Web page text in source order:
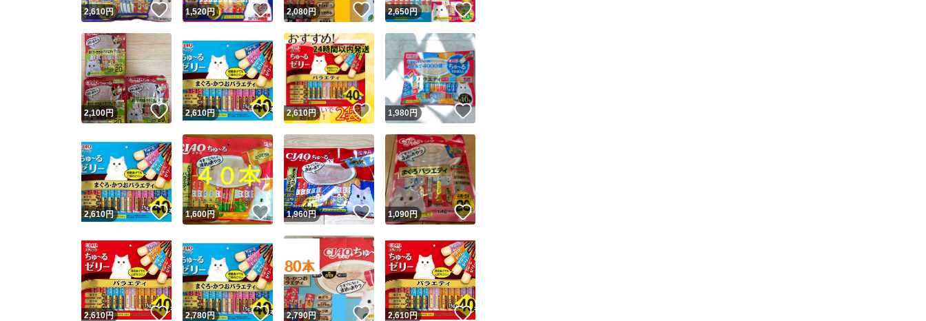
取引実績
取引実績◯+ このユーザーはYahoo!フリマの取引を完了させた実績があります
他フリマ実績◯+ このユーザーは他フリマサービスでの取引実績があります
スピード&安心発送
※このバッジは実績に基づく表示であり、発送を保証しているものではありません
スピード＆安心発送
このユーザーは高頻度で24時間以内＆設定した発送日数内に発送してい
ます
スピード発送
安心発送 このユーザーは設定した発送日数内に発送しています
商品画像の 無断転載は禁止されています
コピーは1商品につき1回 です
出品ページへ
キャンセル
2,610円 いいね！
1,520円 いいね！
2,080円 いいね！
2,650円 いいね！
2,100円 いいね！
2,610円 いいね！
2,610円 いいね！
1,980円 いいね！
2,610円 いいね！
1,600円 いいね！
1,960円 いいね！
1,090円 いいね！
2,610円 いいね！
2,780円 いいね！
2,790円 いいね！
2,610円 いいね！